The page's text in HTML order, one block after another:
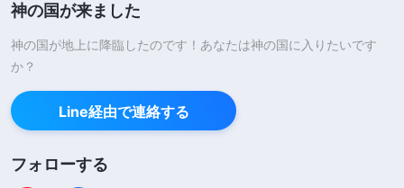
神の国が来ました
神の国が地上に降臨したのです！あなたは神の国に入りたいです
か？
Line経由で連絡する
フォローする